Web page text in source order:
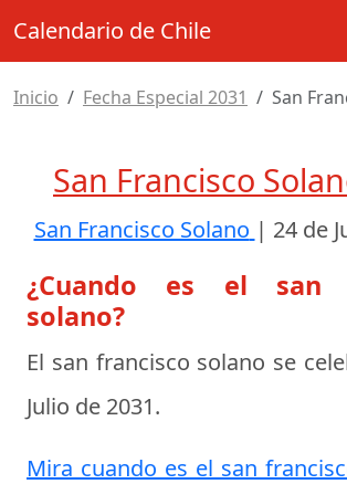
Calendario de Chile
Inicio Fecha Especial 2031 San
San Francisco
San Francisco Solano | 24 de
¿Cuando es el san
solano?
El san francisco solano se
Julio de 2031.
Mira cuando es el san